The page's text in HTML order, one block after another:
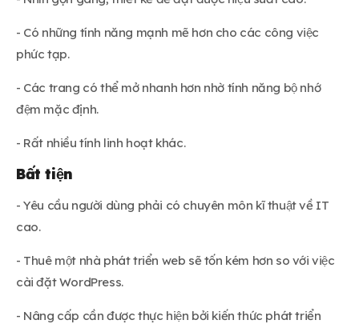
- Có những tính năng mạnh mẽ hơn cho các công việc
phức tạp.
- Các trang có thể mở nhanh hơn nhờ tính năng bộ nhớ
đệm mặc định.
- Rất nhiều tính linh hoạt khác.
Bất tiện
- Yêu cầu người dùng phải có chuyên môn kĩ thuật về IT
cao.
- Thuê một nhà phát triển web sẽ tốn kém hơn so với việc
cài đặt WordPress.
- Nâng cấp cần được thực hiện bởi kiến thức phát triển